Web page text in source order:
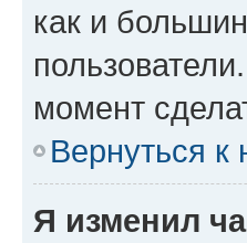
как и
момент
Вернуться к
Я изменил